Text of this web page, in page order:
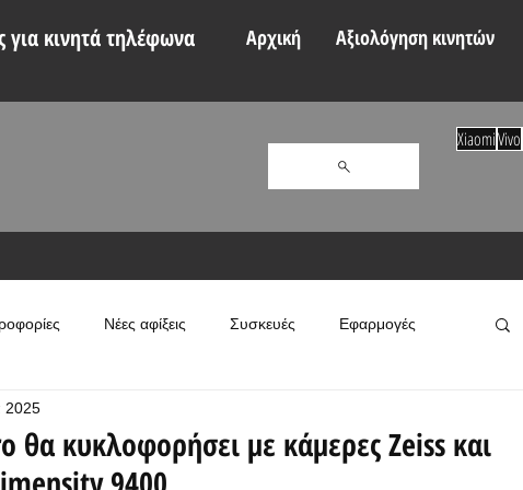
για κινητά τηλέφωνα Αρχική Αξιολόγηση κινητών
Νέες αφίξεις Συσκευές Εφαρμογές
θα κυκλοφορήσει με κάμερες Zeiss και
2025
XiaomiVivo